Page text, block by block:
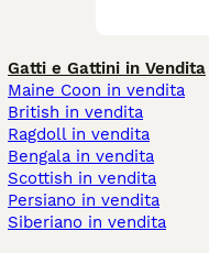
Gatti e Gattini in Vendita
Maine Coon in vendita
British in vendita
Ragdoll in vendita
Bengala in vendita
Scottish in vendita
Persiano in vendita
Siberiano in vendita